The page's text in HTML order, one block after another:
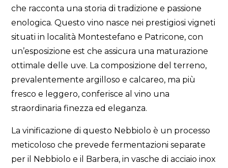
che racconta una storia di tradizione e passione
enologica. Questo vino nasce nei prestigiosi vigneti
situati in località Montestefano e Patricone, con
un’esposizione est che assicura una maturazione
ottimale delle uve. La composizione del terreno,
prevalentemente argilloso e calcareo, ma più
fresco e leggero, conferisce al vino una
straordinaria finezza ed eleganza.
La vinificazione di questo Nebbiolo è un processo
meticoloso che prevede fermentazioni separate
per il Nebbiolo e il Barbera, in vasche di acciaio inox